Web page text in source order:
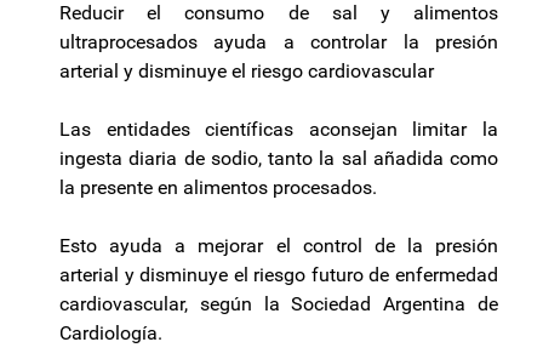
Reducir el consumo de sal y alimentos
ultraprocesados ayuda a controlar la presión
arterial y disminuye el riesgo cardiovascular
Las entidades científicas aconsejan limitar la
ingesta diaria de sodio, tanto la sal añadida como
la presente en alimentos procesados.
Esto ayuda a mejorar el control de la presión
arterial y disminuye el riesgo futuro de enfermedad
cardiovascular, según la Sociedad Argentina de
Cardiología.